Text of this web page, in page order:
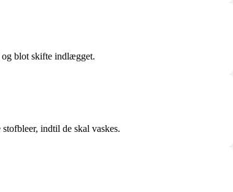
og blot skifte indlægget.
indtil de skal vaskes.